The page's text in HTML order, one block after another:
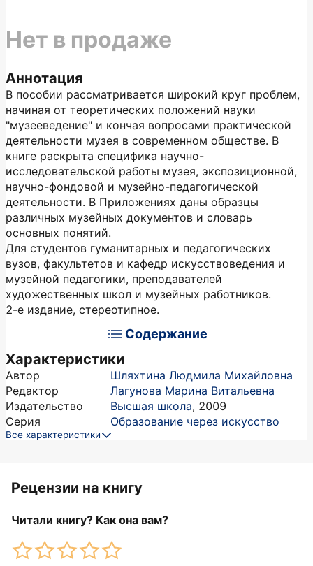
Аннотация
В пособии рассматривается широкий круг проблем,
начиная от теоретических положений науки
"музееведение" и кончая вопросами практической
деятельности музея в современном обществе. В
книге раскрыта специфика научно-
исследовательской работы музея, экспозиционной,
научно-фондовой и музейно-педагогической
деятельности. В Приложениях даны образцы
различных музейных документов и словарь
основных понятий.
Для студентов гуманитарных и педагогических
вузов, факультетов и кафедр искусствоведения и
музейной педагогики, преподавателей
художественных школ и музейных работников.
2-е издание, стереотипное.
Содержание
Характеристики
Автор
Шляхтина Людмила Михайловна
Редактор
Лагунова Марина Витальевна
Издательство
Высшая школа, 2009
Серия
Образование через искусство
Все характеристики
Нет в продаже
Рецензии на книгу
Читали книгу? Как она вам?